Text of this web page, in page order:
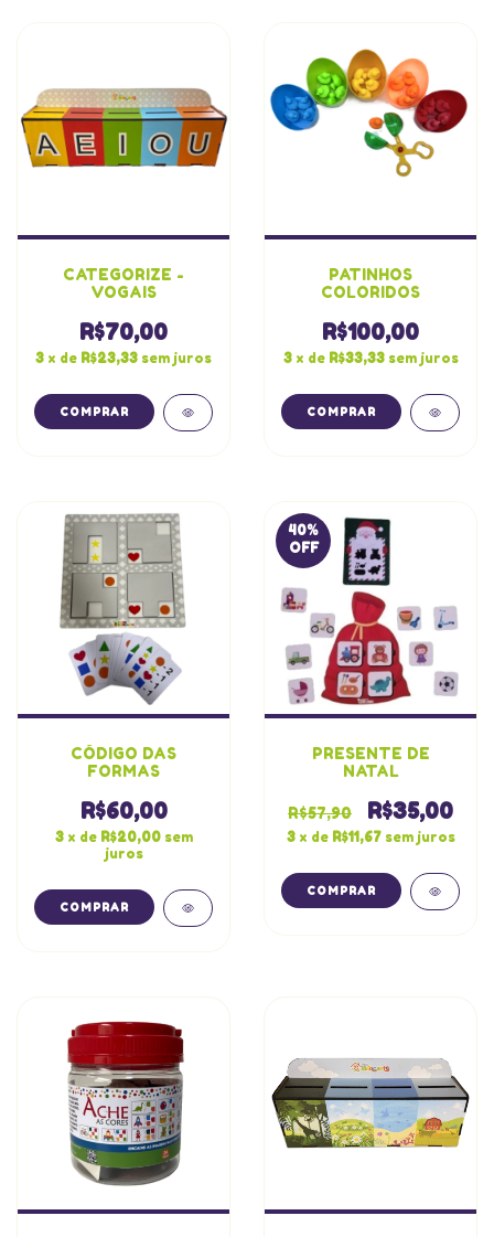
CATEGORIZE -
VOGAIS
R$70,00
3 x de R$23,33 sem juros
PATINHOS
COLORIDOS
R$100,00
3 x de R$33,33 sem juros
CÓDIGO DAS
FORMAS
R$60,00
3 x de R$20,00 sem
juros
40%
OFF
PRESENTE DE
NATAL
R$57,90 R$35,00
3 x de R$11,67 sem juros